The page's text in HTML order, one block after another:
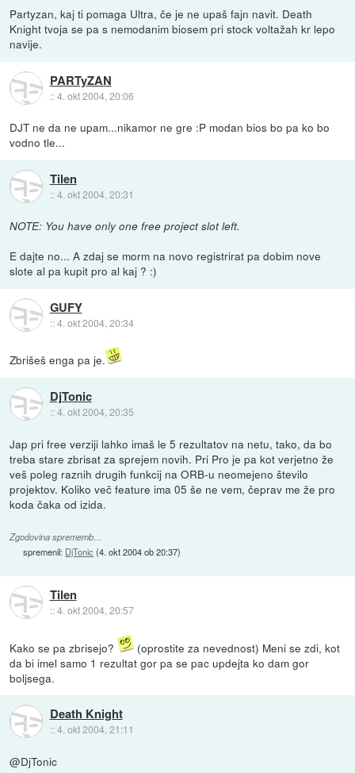
Partyzan, kaj ti pomaga Ultra, če je ne upaš fajn navit. Death
Knight tvoja se pa s nemodanim biosem pri stock voltažah kr lepo
navije.
PARTyZAN
::4. okt 2004, 20:06
DJT ne da ne upam...nikamor ne gre :P modan bios bo pa ko bo
vodno tle...
Tilen
::4. okt 2004, 20:31
NOTE: You have only one free project slot left.
E dajte no... A zdaj se morm na novo registrirat pa dobim nove
slote al pa kupit pro al kaj ? :)
GUFY
::4. okt 2004, 20:34
Zbrišeš enga pa je.
DjTonic
::4. okt 2004, 20:35
Jap pri free verziji lahko imaš le 5 rezultatov na netu, tako, da bo
treba stare zbrisat za sprejem novih. Pri Pro je pa kot verjetno že
veš poleg raznih drugih funkcij na ORB-u neomejeno število
projektov. Koliko več feature ima 05 še ne vem, čeprav me že pro
koda čaka od izida.
Zgodovina sprememb…
spremenil: DjTonic (4. okt 2004 ob 20:37)
Tilen
::4. okt 2004, 20:57
Kako se pa zbrisejo?
(oprostite za nevednost) Meni se zdi, kot
da bi imel samo 1 rezultat gor pa se pac updejta ko dam gor
boljsega.
Death Knight
::4. okt 2004, 21:11
@DjTonic